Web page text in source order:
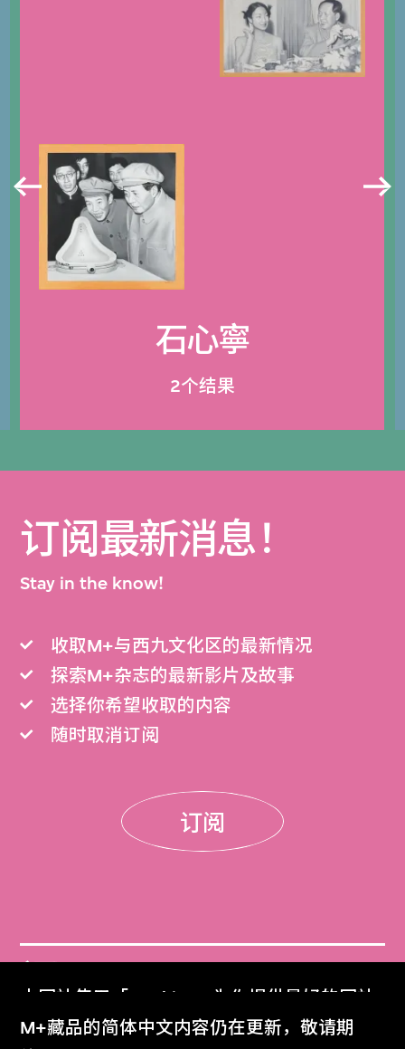
本网站使用「Cookies」为你提供最好的网站
体验。
M+藏品的简体中文内容仍在更新，敬请期
石心寧
2个结果
订阅最新消息！
Stay in the know!
收取M+与西九文化区的最新情况
探索M+杂志的最新影片及故事
选择你希望收取的内容
随时取消订阅
订阅
门票
Get Tickets